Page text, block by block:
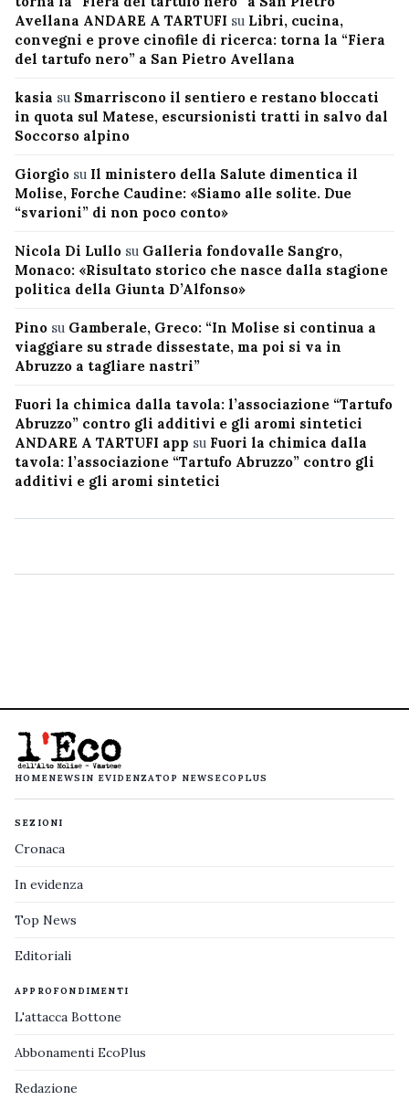
Avellana ANDARE A TARTUFI su Libri, cucina,
convegni e prove cinofile di ricerca: torna la “Fiera
del tartufo nero” a San Pietro Avellana
kasia su Smarriscono il sentiero e restano bloccati
in quota sul Matese, escursionisti tratti in salvo dal
Soccorso alpino
Giorgio su Il ministero della Salute dimentica il
Molise, Forche Caudine: «Siamo alle solite. Due
“svarioni” di non poco conto»
Nicola Di Lullo su Galleria fondovalle Sangro,
Monaco: «Risultato storico che nasce dalla stagione
politica della Giunta D’Alfonso»
Pino su Gamberale, Greco: “In Molise si continua a
viaggiare su strade dissestate, ma poi si va in
Abruzzo a tagliare nastri”
Fuori la chimica dalla tavola: l’associazione “Tartufo
Abruzzo” contro gli additivi e gli aromi sintetici
ANDARE A TARTUFI app su Fuori la chimica dalla
tavola: l’associazione “Tartufo Abruzzo” contro gli
additivi e gli aromi sintetici
HOMENEWS IN EVIDENZATOP NEWS ECOPLUS
SEZIONI
Cronaca
In evidenza
Top News
Editoriali
APPROFONDIMENTI
L'attacca Bottone
Abbonamenti EcoPlus
Redazione